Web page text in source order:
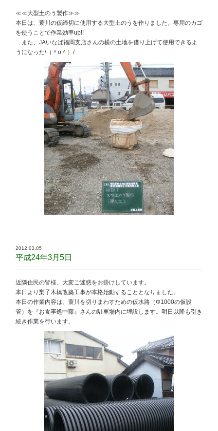
≪≪大型土のう製作≫≫
本日は、蓑川の仮締切に使用する大型土のうを作りました。専用のカゴ
を使うことで作業効率up!!
また、JAいなば福岡支店さんの横の土地を借り上げて使用できるよ
うになった\（＾o＾）/
2012.03.05
平成24年3月5日
近隣住民の皆様、大変ご迷惑をお掛けしています。
本日より梨子木橋改築工事が本格始動することとなりました。
本日の作業内容は、蓑川を切りまわすための仮水路（Φ1000の仮設
管）を『お食事処中藤』さんの駐車場内に埋設します。明日以降も引き
続き作業を行います。